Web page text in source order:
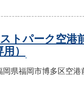
ストパーク空港
）
岡県福岡市博多区空港